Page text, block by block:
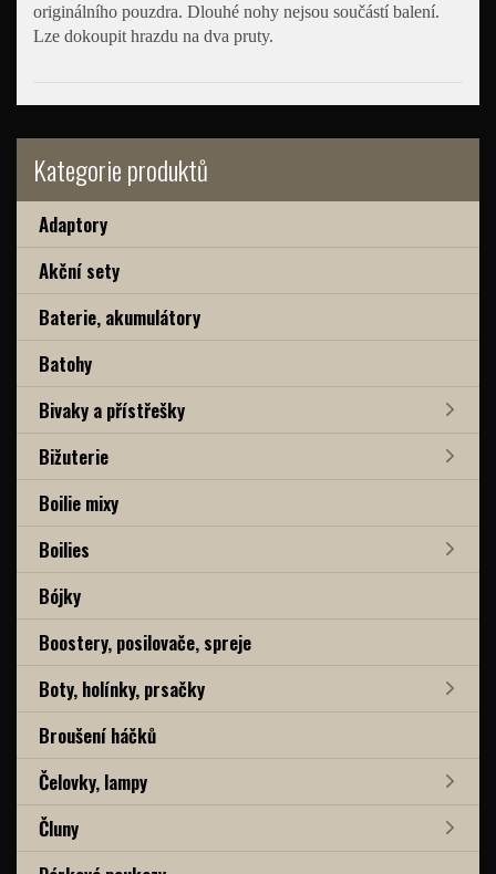
Kategorie produktů
Adaptory
Akční sety
Baterie, akumulátory
Batohy
Bivaky a přístřešky
Bižuterie
Boilie mixy
Boilies
Bójky
Boostery, posilovače, spreje
Boty, holínky, prsačky
Broušení háčků
Čelovky, lampy
Čluny
originálního pouzdra. Dlouhé nohy nejsou součástí balení.
Lze dokoupit hrazdu na dva pruty.